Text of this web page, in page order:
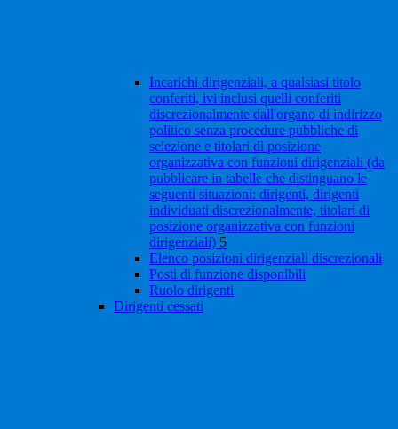
Incarichi dirigenziali, a qualsiasi titolo
conferiti, ivi inclusi quelli conferiti
discrezionalmente dall'organo di indirizzo
politico senza procedure pubbliche di
selezione e titolari di posizione
organizzativa con funzioni dirigenziali (da
pubblicare in tabelle che distinguano le
seguenti situazioni: dirigenti, dirigenti
individuati discrezionalmente, titolari di
posizione organizzativa con funzioni
dirigenziali) 5
Elenco posizioni dirigenziali discrezionali
Posti di funzione disponibili
Ruolo dirigenti
Dirigenti cessati